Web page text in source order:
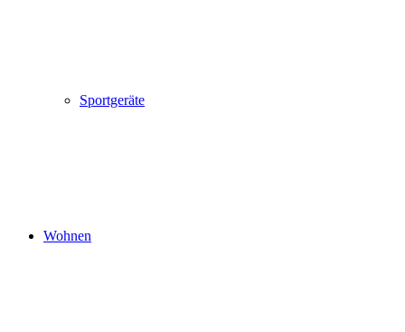
Sportgeräte
Wohnen